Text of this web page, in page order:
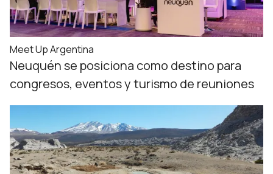
Meet Up Argentina
Neuquén se posiciona como destino para
congresos, eventos y turismo de reuniones